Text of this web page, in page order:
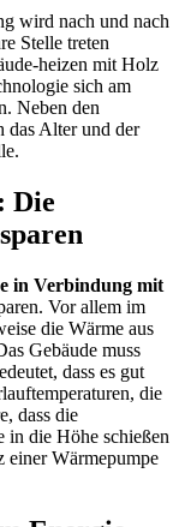
wird nach und nach
Stelle treten
heizen mit Holz
sich am
Neben den
das Alter und der
Die
in Verbindung mit
Vor allem im
die Wärme aus
Gebäude muss
dass es gut
die
dass die
in die Höhe schießen
einer Wärmepumpe